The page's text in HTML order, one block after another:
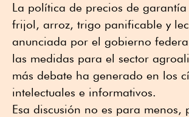
La política de precios de
frijol, arroz, trigo panificable y
anunciada por el gobierno
las medidas para el sector
más debate ha generado en los
intelectuales e informativos.
Esa discusión no es para menos,